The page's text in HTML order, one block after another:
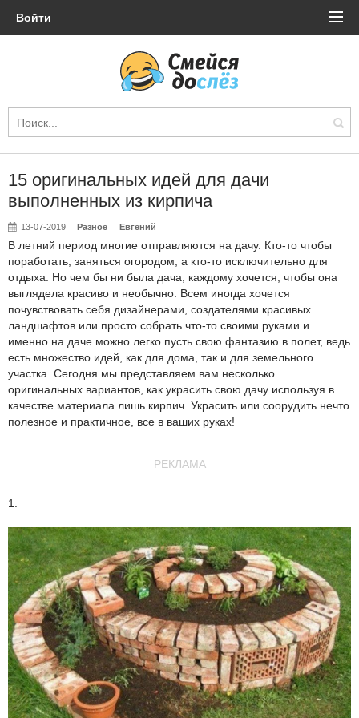
Войти
15 оригинальных идей для дачи
выполненных из кирпича
13-07-2019 Разное Евгений
В летний период многие отправляются на дачу. Кто-то чтобы
поработать, заняться огородом, а кто-то исключительно для
отдыха. Но чем бы ни была дача, каждому хочется, чтобы она
выглядела красиво и необычно. Всем иногда хочется
почувствовать себя дизайнерами, создателями красивых
ландшафтов или просто собрать что-то своими руками и
именно на даче можно легко пусть свою фантазию в полет, ведь
есть множество идей, как для дома, так и для земельного
участка. Сегодня мы представляем вам несколько
оригинальных вариантов, как украсить свою дачу используя в
качестве материала лишь кирпич. Украсить или соорудить нечто
полезное и практичное, все в ваших руках!
РЕКЛАМА
1.